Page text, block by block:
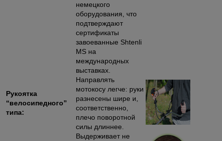
немецкого
оборудования, что
подтверждают
сертификаты
завоеванные Shtenli
MS на
международных
выставках.
Рукоятка
“велосипедного”
типа:
Направлять
мотокосу легче: руки
разнесены шире и,
соответственно,
плечо поворотной
силы длиннее.
Выдерживает не